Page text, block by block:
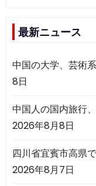
最新ニュース
中国の大学、芸術
8日
中国人の国内旅行
2026年8月8日
四川省宜賓市高県
2026年8月7日